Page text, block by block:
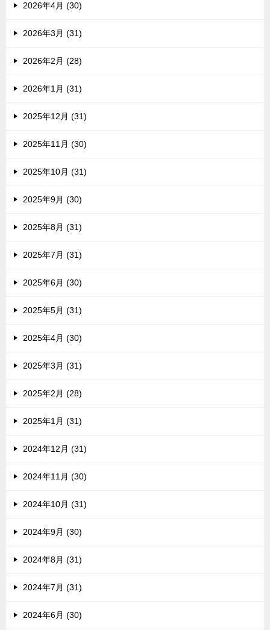
2026年4月 (30)
2026年3月 (31)
2026年2月 (28)
2026年1月 (31)
2025年12月 (31)
2025年11月 (30)
2025年10月 (31)
2025年9月 (30)
2025年8月 (31)
2025年7月 (31)
2025年6月 (30)
2025年5月 (31)
2025年4月 (30)
2025年3月 (31)
2025年2月 (28)
2025年1月 (31)
2024年12月 (31)
2024年11月 (30)
2024年10月 (31)
2024年9月 (30)
2024年8月 (31)
2024年7月 (31)
2024年6月 (30)